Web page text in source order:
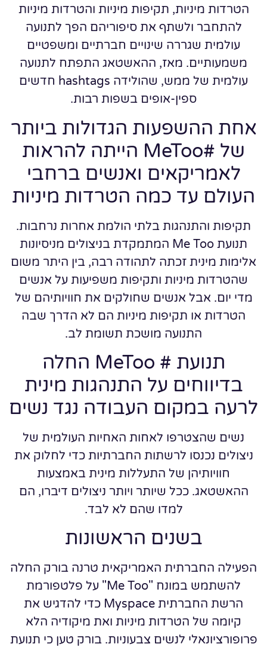
הטרדות מיניות, תקיפות מיניות והטרדות מיניות
להתחבר ולשתף את סיפוריהם הפך לתנועה
עולמית שגררה שינויים חברתיים ומשפטיים
משמעותיים. מאז, ההאשטאג התפתח לתנועה
עולמית של ממש, שהולידה hashtags חדשים
ספין-אופים בשפות רבות.
אחת ההשפעות הגדולות ביותר
של #MeToo הייתה להראות
לאמריקאים ואנשים ברחבי
העולם עד כמה הטרדות מיניות
תקיפות והתנהגות בלתי הולמת אחרות נרחבות.
תנועת Me Too המתמקדת בניצולים מניסיונות
אלימות מינית זכתה לתהודה רבה, בין היתר משום
שהטרדות מיניות ותקיפות משפיעות על אנשים
מדי יום. אבל אנשים שחולקים את חוויותיהם של
הטרדות או תקיפות מיניות הם לא הדרך שבה
התנועה מושכת תשומת לב.
תנועת # MeToo החלה
בדיווחים על התנהגות מינית
לרעה במקום העבודה נגד נשים
נשים שהצטרפו לאחות האחיות העולמית של
ניצולים נכנסו לרשתות החברתיות כדי לחלוק את
חוויותיהן של התעללות מינית באמצעות
ההאשטאג. ככל שיותר ויותר ניצולים דיברו, הם
למדו שהם לא לבד.
בשנים הראשונות
הפעילה החברתית האמריקאית טרנה בורק החלה
להשתמש במונח "Me Too" על פלטפורמת
הרשת החברתית Myspace כדי להדגיש את
קיומה של הטרדות מיניות ואת מיקודיה הלא
פרופורציונאלי לנשים צבעוניות. בורק טען כי תנועת